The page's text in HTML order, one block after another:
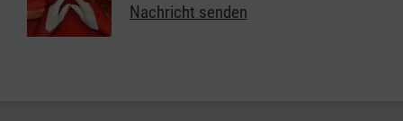
Nachricht senden